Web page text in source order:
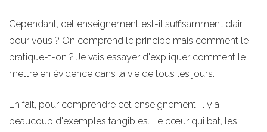
Cependant, cet enseignement est-il suffisamment clair
pour vous ? On comprend le principe mais comment le
pratique-t-on ? Je vais essayer d'expliquer comment le
mettre en évidence dans la vie de tous les jours.
En fait, pour comprendre cet enseignement, il y a
beaucoup d'exemples tangibles. Le cœur qui bat, les